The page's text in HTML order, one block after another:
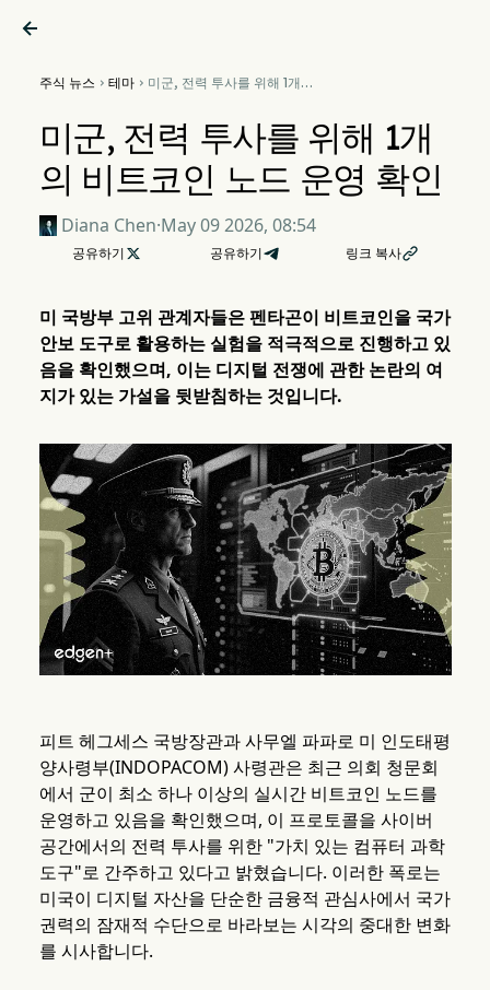

주식 뉴스  테마 미군, 전력 투사를 위해 1개의
미군, 전력 투사를 위해 1개
의 비트코인 노드 운영 확인
Diana Chen·May 09 2026, 08:54
공유하기  공유하기 링크 복사
미 국방부 고위 관계자들은 펜타곤이 비트코인을 국가
안보 도구로 활용하는 실험을 적극적으로 진행하고 있
음을 확인했으며, 이는 디지털 전쟁에 관한 논란의 여
지가 있는 가설을 뒷받침하는 것입니다.
피트 헤그세스 국방장관과 사무엘 파파로 미 인도태평
양사령부(INDOPACOM) 사령관은 최근 의회 청문회
에서 군이 최소 하나 이상의 실시간 비트코인 노드를
운영하고 있음을 확인했으며, 이 프로토콜을 사이버
공간에서의 전력 투사를 위한 "가치 있는 컴퓨터 과학
도구"로 간주하고 있다고 밝혔습니다. 이러한 폭로는
미국이 디지털 자산을 단순한 금융적 관심사에서 국가
권력의 잠재적 수단으로 바라보는 시각의 중대한 변화
를 시사합니다.